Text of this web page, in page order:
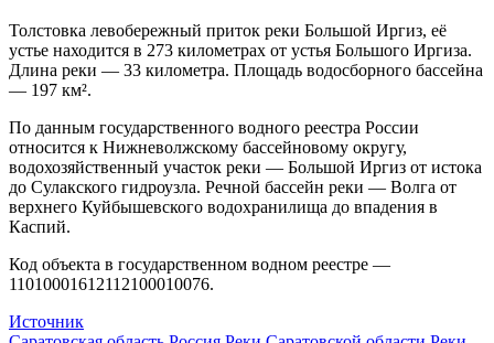
Толстовка левобережный приток реки Большой Иргиз, её
устье находится в 273 километрах от устья Большого Иргиза.
Длина реки — 33 километра. Площадь водосборного бассейна
— 197 км².
По данным государственного водного реестра России
относится к Нижневолжскому бассейновому округу,
водохозяйственный участок реки — Большой Иргиз от истока
до Сулакского гидроузла. Речной бассейн реки — Волга от
верхнего Куйбышевского водохранилища до впадения в
Каспий.
Код объекта в государственном водном реестре —
11010001612112100010076.
Источник